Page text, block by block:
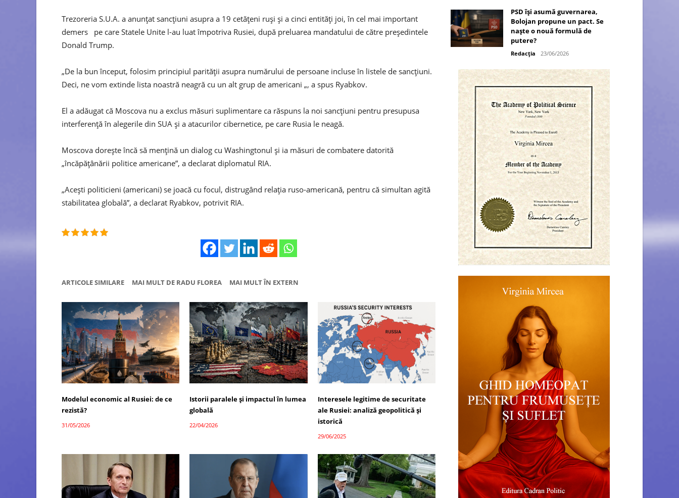
Trezoreria S.U.A. a anunțat sancțiuni asupra a 19 cetățeni ruși și a cinci entități joi, în cel mai important
demers pe care Statele Unite l-au luat împotriva Rusiei, după preluarea mandatului de către președintele
Donald Trump.
„De la bun început, folosim principiul parității asupra numărului de persoane incluse în listele de sancțiuni.
Deci, ne vom extinde lista noastră neagră cu un alt grup de americani „, a spus Ryabkov.
El a adăugat că Moscova nu a exclus măsuri suplimentare ca răspuns la noi sancțiuni pentru presupusa
interferență în alegerile din SUA și a atacurilor cibernetice, pe care Rusia le neagă.
Moscova dorește încă să mențină un dialog cu Washingtonul și ia măsuri de combatere datorită
„încăpățânării politice americane”, a declarat diplomatul RIA.
„Acești politicieni (americani) se joacă cu focul, distrugând relația ruso-americană, pentru că simultan agită
stabilitatea globală”, a declarat Ryabkov, potrivit RIA.
ARTICOLE SIMILARE MAI MULT DE RADU FLOREA MAI MULT ÎN EXTERN
Modelul economic al Rusiei: de ce
rezistă?
31/05/2026
Istorii paralele și impactul în lumea
globală
22/04/2026
Interesele legitime de securitate
ale Rusiei: analiză geopolitică și
istorică
29/06/2025
PSD își asumă guvernarea,
Bolojan propune un pact. Se
naște o nouă formulă de
putere?
Redacția 23/06/2026